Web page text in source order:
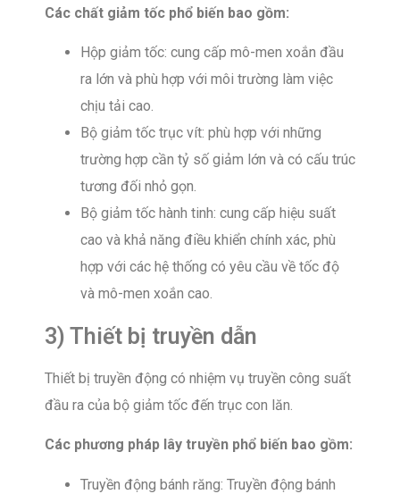
Các chất giảm tốc phổ biến bao gồm:
Hộp giảm tốc: cung cấp mô-men xoắn đầu
ra lớn và phù hợp với môi trường làm việc
chịu tải cao.
Bộ giảm tốc trục vít: phù hợp với những
trường hợp cần tỷ số giảm lớn và có cấu trúc
tương đối nhỏ gọn.
Bộ giảm tốc hành tinh: cung cấp hiệu suất
cao và khả năng điều khiển chính xác, phù
hợp với các hệ thống có yêu cầu về tốc độ
và mô-men xoắn cao.
3) Thiết bị truyền dẫn
Thiết bị truyền động có nhiệm vụ truyền công suất
đầu ra của bộ giảm tốc đến trục con lăn.
Các phương pháp lây truyền phổ biến bao gồm:
Truyền động bánh răng: Truyền động bánh